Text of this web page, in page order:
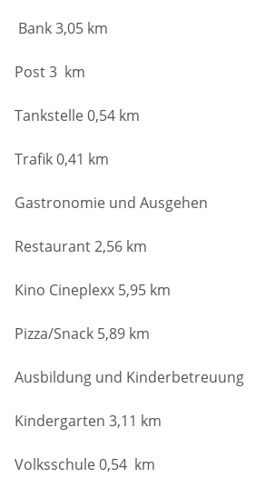
Bank 3,05 km
Post 3 km
Tankstelle 0,54 km
Trafik 0,41 km
Gastronomie und Ausgehen
Restaurant 2,56 km
Kino Cineplexx 5,95 km
Pizza/Snack 5,89 km
Ausbildung und Kinderbetreuung
Kindergarten 3,11 km
Volksschule 0,54 km